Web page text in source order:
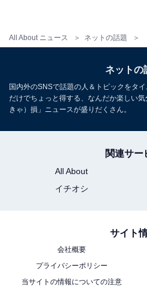
All About ニュース ネットの話題
ネットの
国内外のSNSで話題の人＆トピックをタ
だけでちょっと得する、なんだか楽しい
きゃ）損」ニュースが盛りだくさん。
関連サー
All About
イチオシ
サイト
会社概要
プライバシーポリシー
当サイトの情報についての注意